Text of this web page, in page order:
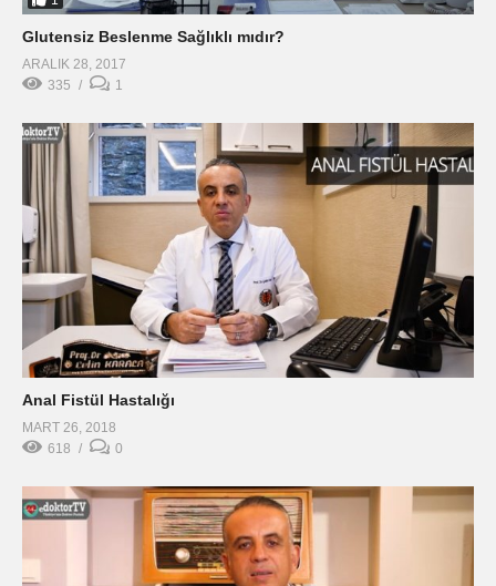
Glutensiz Beslenme Sağlıklı mıdır?
ARALIK 28, 2017
335
1
Anal Fistül Hastalığı
MART 26, 2018
618
0